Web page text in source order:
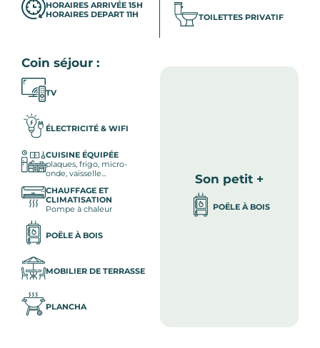
HORAIRES ARRIVÉE 15H
HORAIRES DEPART 11H
TOILETTES PRIVATIF
Coin séjour :
TV
ÉLECTRICITÉ & WIFI
CUISINE ÉQUIPÉE
plaques, frigo, micro-
onde, vaisselle...
CHAUFFAGE ET
CLIMATISATION
Pompe à chaleur
POËLE À BOIS
MOBILIER DE TERRASSE
PLANCHA
Son petit +
POËLE À BOIS